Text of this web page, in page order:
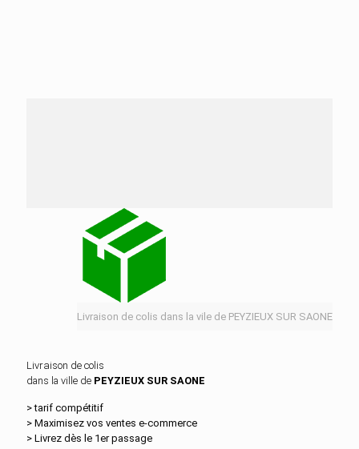
Livraison de colis dans la vile de PEYZIEUX SUR SAONE
Livraison de colis
dans la ville de PEYZIEUX SUR SAONE
> tarif compétitif
> Maximisez vos ventes e‑commerce
> Livrez dès le 1er passage